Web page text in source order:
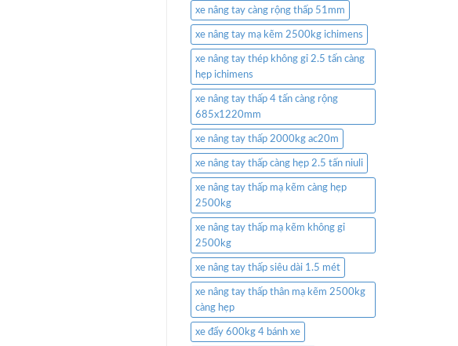
xe nâng tay càng rộng thấp 51mm
xe nâng tay mạ kẽm 2500kg ichimens
xe nâng tay thép không gỉ 2.5 tấn càng
hẹp ichimens
xe nâng tay thấp 4 tấn càng rộng
685x1220mm
xe nâng tay thấp 2000kg ac20m
xe nâng tay thấp càng hẹp 2.5 tấn niuli
xe nâng tay thấp mạ kẽm càng hẹp
2500kg
xe nâng tay thấp mạ kẽm không gỉ
2500kg
xe nâng tay thấp siêu dài 1.5 mét
xe nâng tay thấp thân mạ kẽm 2500kg
càng hẹp
xe đẩy 600kg 4 bánh xe